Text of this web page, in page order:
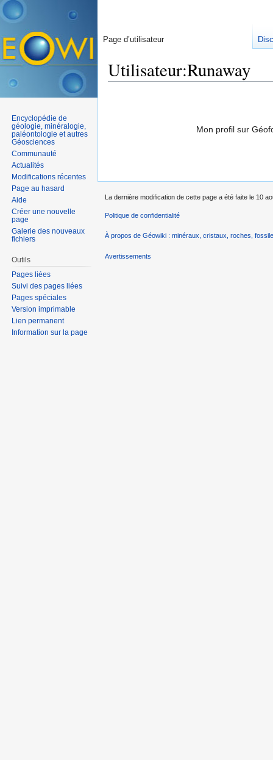
Utilisateur:Runaway
Mon profil sur
Page d’utilisateur
Encyclopédie de
géologie, minéralogie,
paléontologie et autres
Géosciences
Communauté
Actualités
Modifications récentes
Page au hasard
Aide
Créer une nouvelle
page
Galerie des nouveaux
fichiers
Outils
Pages liées
Suivi des pages liées
Pages spéciales
Version imprimable
Lien permanent
Information sur la page
La dernière modification de cette page a été faite le 10
Politique de confidentialité
À propos de Géowiki : minéraux, cristaux, roches,
Avertissements